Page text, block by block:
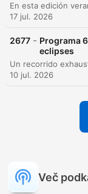
17 jul. 2026
2677 - Programa
eclipses
10 jul. 2026
Več